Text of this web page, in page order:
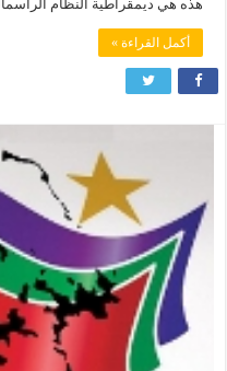
هذه هي ديمقراطية النظام
أكمل القراءة »